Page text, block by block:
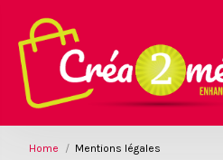
Home Mentions légales